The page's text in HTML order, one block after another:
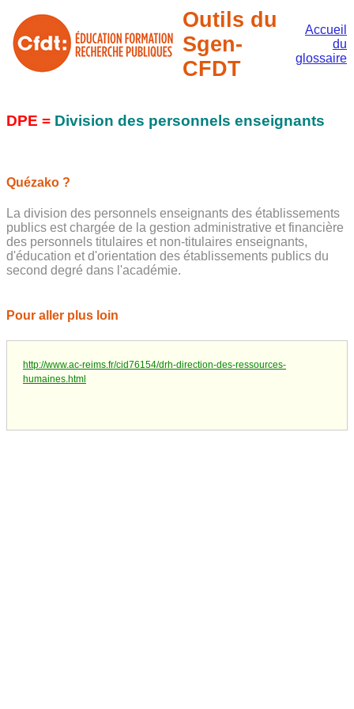
Outils du
Sgen-
CFDT
Accueil
du
glossaire
DPE = Division des personnels enseignants
Quézako ?
La division des personnels enseignants des établissements
publics est chargée de la gestion administrative et financière
des personnels titulaires et non-titulaires enseignants,
d'éducation et d'orientation des établissements publics du
second degré dans l'académie.
Pour aller plus loin
http://www.ac-reims.fr/cid76154/drh-direction-des-ressources-
humaines.html